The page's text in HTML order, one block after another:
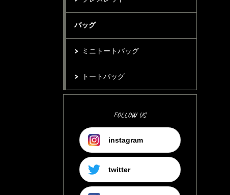
バッグ
ミニトートバッグ
トートバッグ
FOLLOW US
instagram
twitter